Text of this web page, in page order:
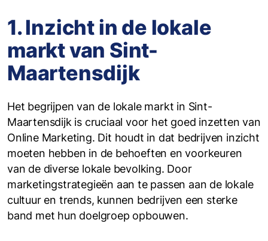
1. Inzicht in de lokale
markt van Sint-
Maartensdijk
Het begrijpen van de lokale markt in Sint-
Maartensdijk is cruciaal voor het goed inzetten van
Online Marketing. Dit houdt in dat bedrijven inzicht
moeten hebben in de behoeften en voorkeuren
van de diverse lokale bevolking. Door
marketingstrategieën aan te passen aan de lokale
cultuur en trends, kunnen bedrijven een sterke
band met hun doelgroep opbouwen.